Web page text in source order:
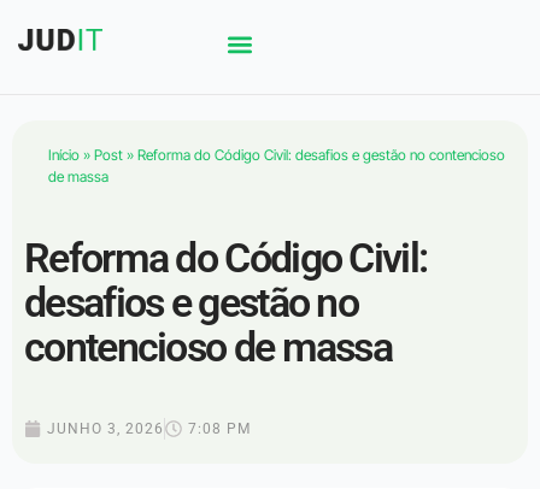
Início » Post » Reforma do Código Civil: desafios e gestão no contencioso
de massa
Reforma do Código Civil:
desafios e gestão no
contencioso de massa
JUNHO 3, 2026 7:08 PM